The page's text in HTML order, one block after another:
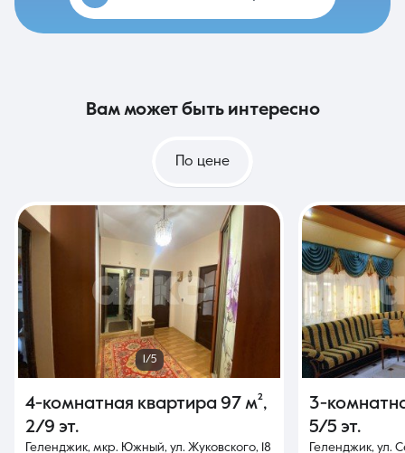
вам может быть интересно
По цене
1/5
4-комнатная квартира 97 м²,
2/9 эт.
Геленджик, мкр. Южный, ул. Жуковского, 18
3-
5/5 эт.
Геленджик, ул.